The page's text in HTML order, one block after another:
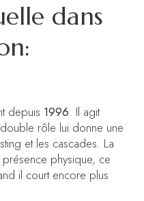
dans
depuis 1996. Il agit
rôle lui donne une
et les cascades. La
physique, ce
il court encore plus